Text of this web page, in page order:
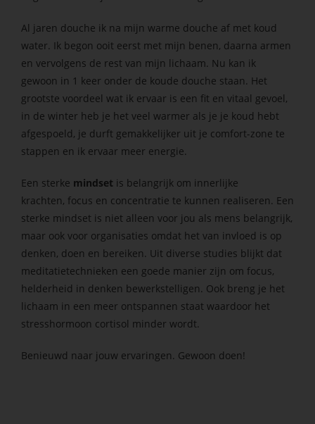
Al jaren douche ik na mijn warme douche af met koud
water. Ik begon ooit eerst met mijn benen, daarna armen
en vervolgens de rest van mijn lichaam. Nu kan ik
gewoon in 1 keer onder de koude douche staan. Het
grootste voordeel wat ik ervaar is een fit en vitaal gevoel,
in de winter heb je het veel warmer als je je koud hebt
afgespoeld, je durft gemakkelijker uit je comfort-zone te
stappen en ik ervaar meer energie.
Een sterke mindset is belangrijk om innerlijke
krachten, focus en concentratie te kunnen realiseren. Een
sterke mindset is niet alleen voor jou als mens belangrijk,
maar ook voor organisaties omdat het van invloed is op
denken, doen en bereiken. Uit diverse studies blijkt dat
meditatietechnieken een goede manier zijn om focus,
helderheid in denken bewerkstelligen. Ook breng je het
lichaam in een meer ontspannen staat waardoor het
stresshormoon cortisol minder wordt.
Benieuwd naar jouw ervaringen. Gewoon doen!